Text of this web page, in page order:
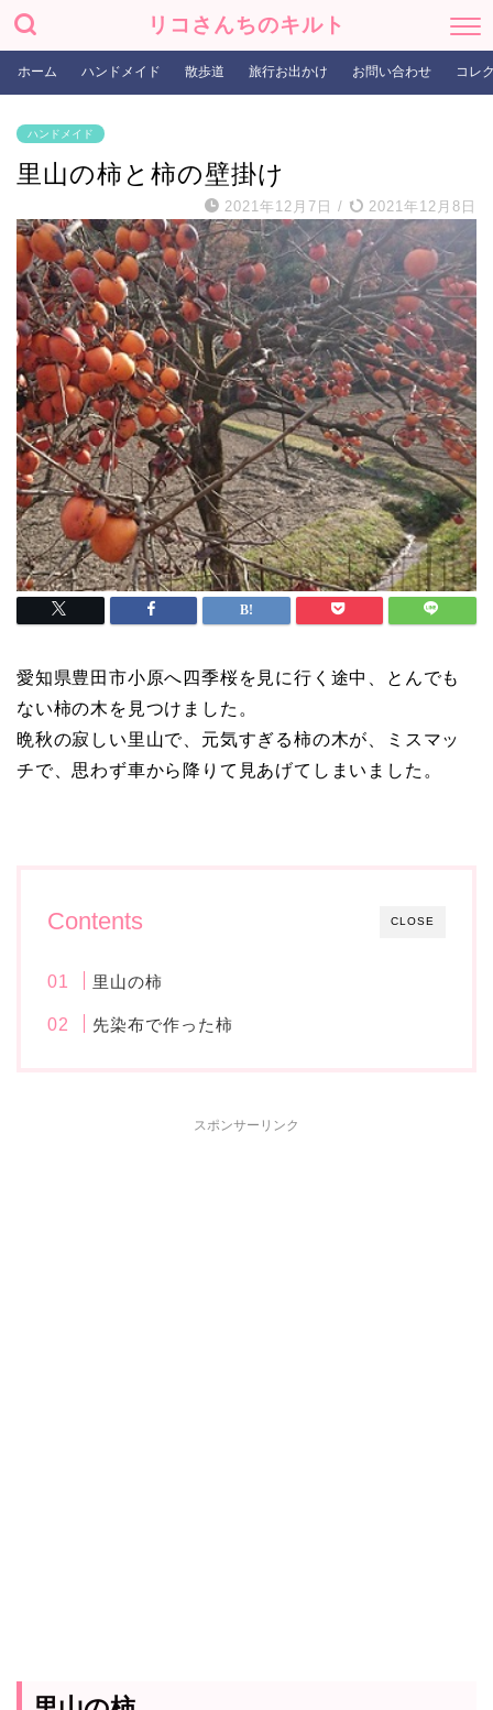
リコさんちのキルト
ホーム ハンドメイド 散歩道 旅行お出かけ お問い合わせ コレ
ハンドメイド
里山の柿と柿の壁掛け
2021年12月7日 / 2021年12月8日
愛知県豊田市小原へ四季桜を見に行く途中、とんでも
ない柿の木を見つけました。
晩秋の寂しい里山で、元気すぎる柿の木が、ミスマッ
チで、思わず車から降りて見あげてしまいました。
CLOSE
Contents
里山の柿
先染布で作った柿
スポンサーリンク